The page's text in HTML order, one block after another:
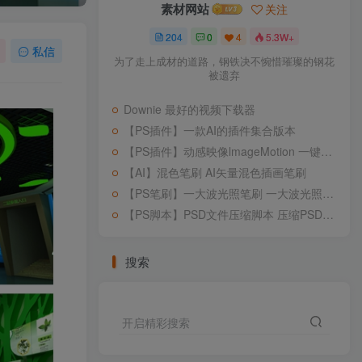
私信
素材网站 关注
204 0 4 5.3W+
为了走上成材的道路，钢铁决不惋惜璀璨的钢花
被遗弃
Downie 最好的视频下载器
【PS插件】一款AI的插件集合版本
【PS插件】动感映像lmageMotion 一键让你的照片局部动起来!
【AI】混色笔刷 AI矢量混色插画笔刷
【PS笔刷】一大波光照笔刷 一大波光照笔刷 让你设计画面感提升
【PS脚本】PSD文件压缩脚本 压缩PSD大文件
搜索
开启精彩搜索